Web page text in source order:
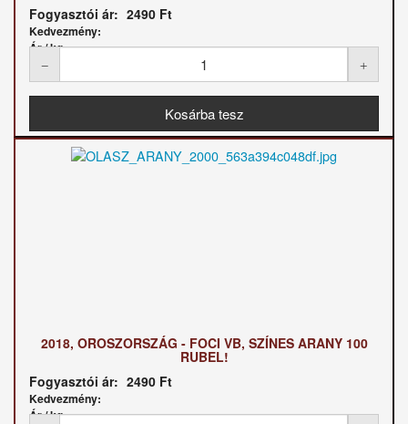
Fogyasztói ár: 2490 Ft
Kedvezmény:
Ár / kg:
2018, OROSZORSZÁG - FOCI VB, SZÍNES ARANY 100
RUBEL!
Fogyasztói ár: 2490 Ft
Kedvezmény:
Ár / kg: